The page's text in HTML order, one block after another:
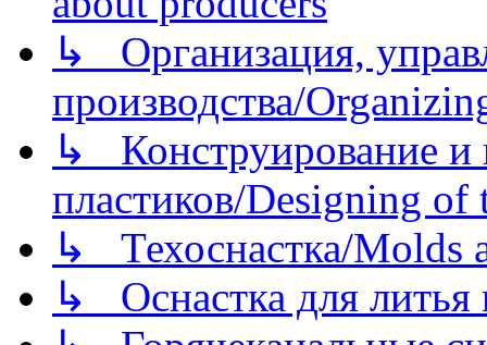
↳ Организация,
производства/
↳ Конструирование и
пластиков/Designing of
↳ Техоснастка/Molds
↳ Оснастка для литья